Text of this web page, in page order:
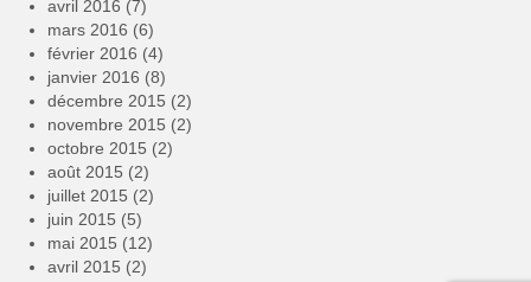
avril 2016 (7)
mars 2016 (6)
février 2016 (4)
janvier 2016 (8)
décembre 2015 (2)
novembre 2015 (2)
octobre 2015 (2)
août 2015 (2)
juillet 2015 (2)
juin 2015 (5)
mai 2015 (12)
avril 2015 (2)